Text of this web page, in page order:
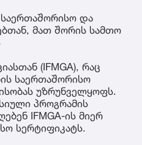
და
მათ შორის სამთო
(IFMGA), რაც
საერთაშორისო
უზრუნველყოფს.
პროგრამის
IFMGA-ის მიერ
სერტიფიკატს.